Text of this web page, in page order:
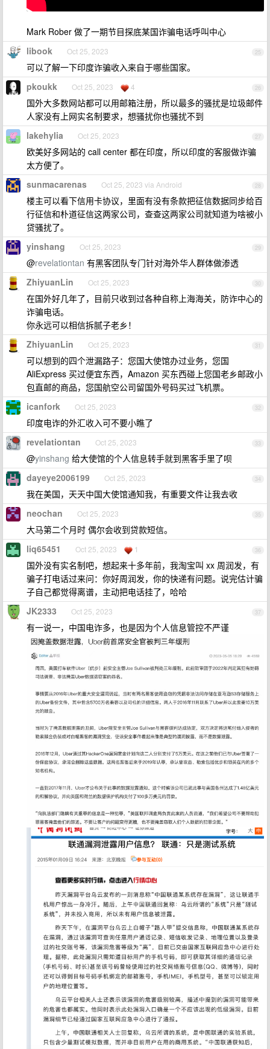
Mark Rober 做了一期节目探底某国诈骗电话呼叫中心
25
libook Oct 25, 2023
可以了解一下印度诈骗收入来自于哪些国家。
26
pkoukk Oct 25, 2023 4
国外大多数网站都可以用邮箱注册，所以最多的骚扰是垃圾邮件
人家没有上网实名制要求，想骚扰你也骚扰不到
27
lakehylia Oct 25, 2023
欧美好多网站的 call center 都在印度，所以印度的客服做诈骗
太方便了。
28
sunmacarenas Oct 25, 2023 via Android
楼主可以看下信用卡协议，里面有没有条款把征信数据同步给百
行征信和朴道征信这两家公司，查查这两家公司就知道为啥被小
贷骚扰了。
29
yinshang Oct 25, 2023
@revelationtan 有黑客团队专门针对海外华人群体做渗透
30
ZhiyuanLin Oct 25, 2023
在国外好几年了，目前只收到过各种自称上海海关，防诈中心的
诈骗电话。
你永远可以相信拆腻子老乡！
31
ZhiyuanLin Oct 25, 2023
可以想到的四个泄漏路子：您国大使馆办过业务，您国
AliExpress 买过便宜东西，Amazon 买东西碰上您国老乡邮政小
包直邮的商品，您国航空公司留国外号码买过飞机票。
32
icanfork Oct 25, 2023
印度电诈的外汇收入可不要小瞧了
33
revelationtan Oct 25, 2023
@yinshang 给大使馆的个人信息转手就到黑客手里了呗
34
dayeye2006199 Oct 25, 2023
我在美国，天天中国大使馆通知我，有重要文件让我去收
35
neochan Oct 25, 2023
大马第二个月时 偶尔会收到贷款短信。
36
liq65451 Oct 25, 2023 1
国外没有实名制吧，想起来十多年前，我淘宝叫 xx 周润发，有
骗子打电话过来问：你好周润发，你的快递有问题。说完估计骗
子自己都觉得离谱，主动把电话挂了，哈哈
37
JK2333 Oct 25, 2023
有一说一，中国电诈多，也是因为个人信息管控不严谨